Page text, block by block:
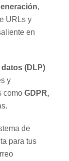
,
URLs y
en
(DLP)
y
comoGDPR,
de
para tus